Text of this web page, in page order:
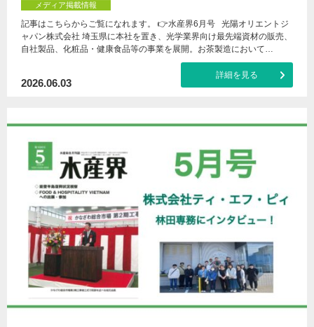
メディア掲載情報
記事はこちらからご覧になれます。 👉水産界6月号 光陽オリエントジ
ャパン株式会社 埼玉県に本社を置き、光学業界向け最先端資材の販売、
自社製品、化粧品・健康食品等の事業を展開。お茶製造において…
2026.06.03
詳細を見る